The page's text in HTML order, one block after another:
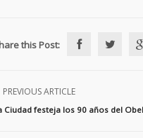
this Post:
PREVIOUS ARTICLE
Ciudad festeja los 90 años del